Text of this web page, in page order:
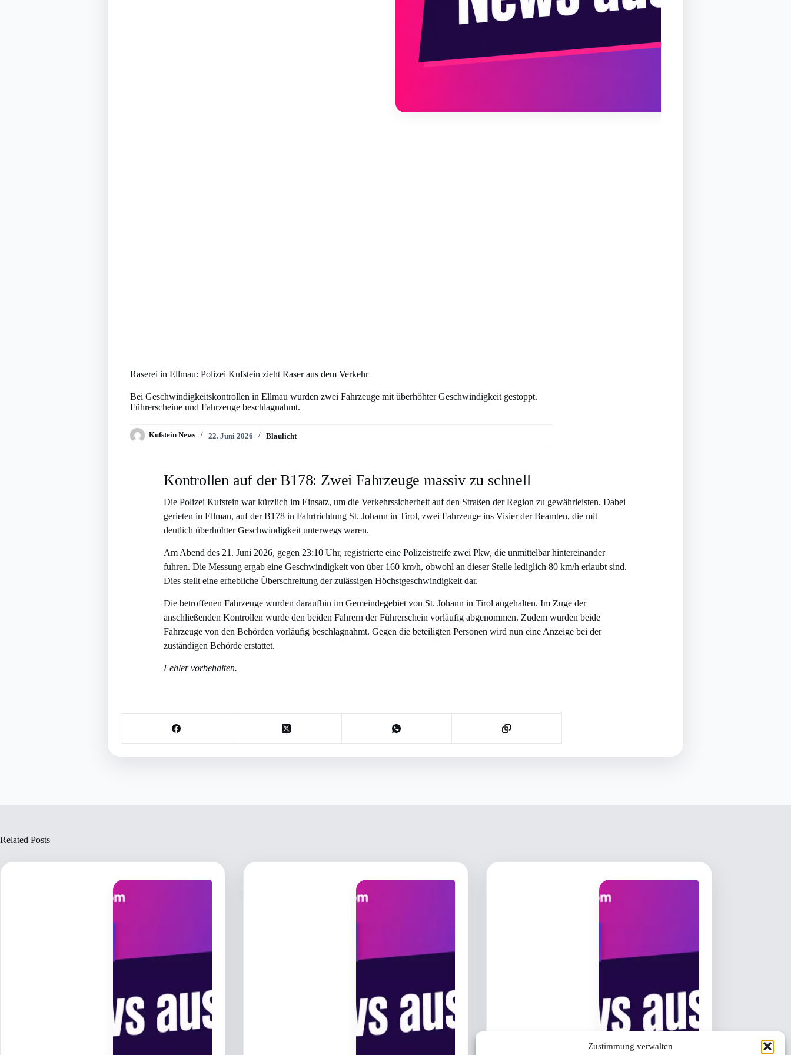
Zustimmung verwalten
Raserei in Ellmau: Polizei Kufstein zieht Raser aus dem Verkehr
Bei Geschwindigkeitskontrollen in Ellmau wurden zwei Fahrzeuge mit überhöhter Geschwindigkeit gestoppt.
Führerscheine und Fahrzeuge beschlagnahmt.
Kufstein News 22. Juni 2026 Blaulicht
Kontrollen auf der B178: Zwei Fahrzeuge massiv zu schnell
Die Polizei Kufstein war kürzlich im Einsatz, um die Verkehrssicherheit auf den Straßen der Region zu gewährleisten. Dabei
gerieten in Ellmau, auf der B178 in Fahrtrichtung St. Johann in Tirol, zwei Fahrzeuge ins Visier der Beamten, die mit
deutlich überhöhter Geschwindigkeit unterwegs waren.
Am Abend des 21. Juni 2026, gegen 23:10 Uhr, registrierte eine Polizeistreife zwei Pkw, die unmittelbar hintereinander
fuhren. Die Messung ergab eine Geschwindigkeit von über 160 km/h, obwohl an dieser Stelle lediglich 80 km/h erlaubt sind.
Dies stellt eine erhebliche Überschreitung der zulässigen Höchstgeschwindigkeit dar.
Die betroffenen Fahrzeuge wurden daraufhin im Gemeindegebiet von St. Johann in Tirol angehalten. Im Zuge der
anschließenden Kontrollen wurde den beiden Fahrern der Führerschein vorläufig abgenommen. Zudem wurden beide
Fahrzeuge von den Behörden vorläufig beschlagnahmt. Gegen die beteiligten Personen wird nun eine Anzeige bei der
zuständigen Behörde erstattet.
Fehler vorbehalten.
Related Posts